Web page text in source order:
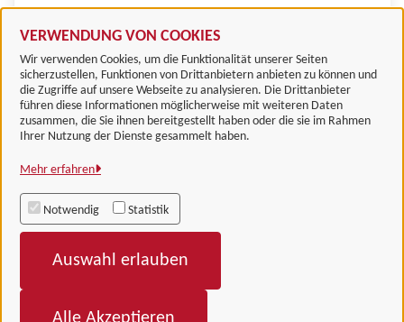
VERWENDUNG VON COOKIES
Wir verwenden Cookies, um die Funktionalität unserer Seiten
sicherzustellen, Funktionen von Drittanbietern anbieten zu können und
die Zugriffe auf unsere Webseite zu analysieren. Die Drittanbieter
führen diese Informationen möglicherweise mit weiteren Daten
zusammen, die Sie ihnen bereitgestellt haben oder die sie im Rahmen
Ihrer Nutzung der Dienste gesammelt haben.
Mehr erfahren
Notwendig Statistik
Auswahl erlauben
Alle Akzeptieren
Klimaschutz
Landkreis Göttingen
Alle Rechte vorbehalten
Barrierefreiheit